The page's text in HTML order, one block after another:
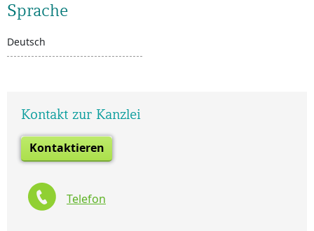
Sprache
Deutsch
Kontakt zur Kanzlei
Kontaktieren
Telefon